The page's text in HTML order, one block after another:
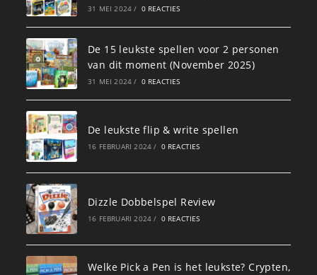
31 MEI 2024 / 0 REACTIES
De 15 leukste spellen voor 2 personen
van dit moment (November 2025)
31 MEI 2024 / 0 REACTIES
De leukste flip & write spellen
16 FEBRUARI 2024 / 0 REACTIES
Dizzle Dobbelspel Review
16 FEBRUARI 2024 / 0 REACTIES
Welke Pick a Pen is het leukste? Crypten,